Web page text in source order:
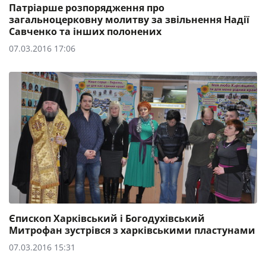
Патріарше розпорядження про
загальноцерковну молитву за звільнення Надії
Савченко та інших полонених
07.03.2016 17:06
Єпископ Харківський і Богодухівський
Митрофан зустрівся з харківськими пластунами
07.03.2016 15:31